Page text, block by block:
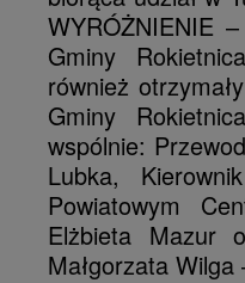
WYRÓŻNIENIE
Gminy
również
Gminy
wspólnie:
Lubka,
Powiatowym
Elżbieta Mazur
Małgorzata